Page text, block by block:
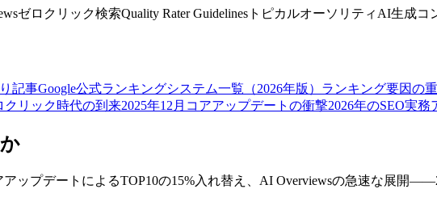
ゼロクリック検索Quality Rater Guidelines トピカルオーソリティ AI生成コ
記事Google公式ランキングシステム一覧（2026年版） ランキング要因の
クリック時代の到来2025年12月コアアップデートの衝撃2026年のSEO実
アップデートによるTOP10の15%入れ替え、AI Overviewsの急速な展開